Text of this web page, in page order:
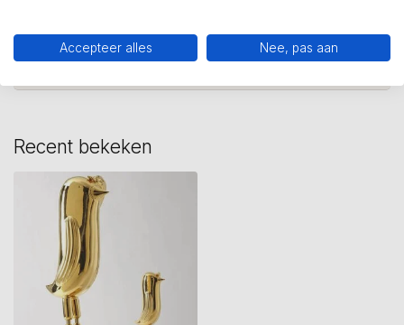
kunstcadeau?
Wij assisteren u graag via 06-23643267
Recent bekeken
Accepteer alles Nee, pas aan